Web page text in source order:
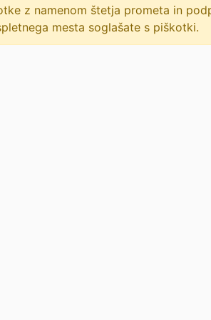
z namenom štetja prometa in
mesta soglašate s piškotki.